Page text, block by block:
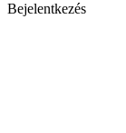
Bejelentkezés